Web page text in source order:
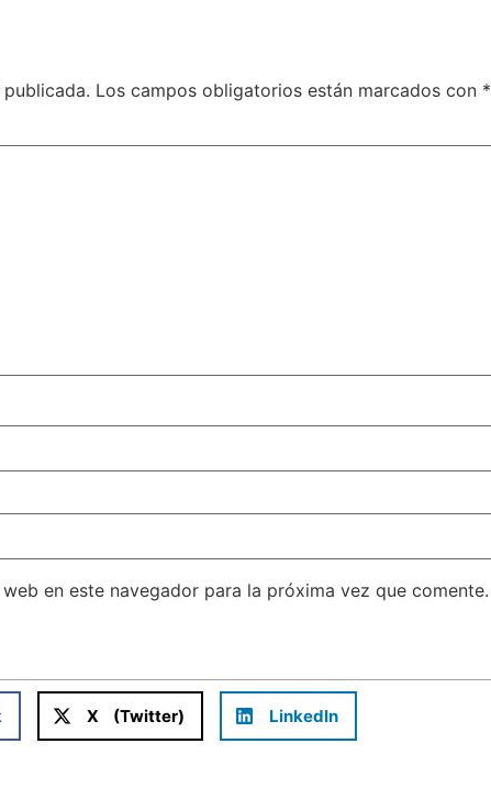
Los campos obligatorios están marcados con *
en este navegador para la próxima vez que comente.
X (Twitter) LinkedIn